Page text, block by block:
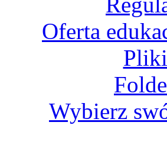
Oferta
Wybierz